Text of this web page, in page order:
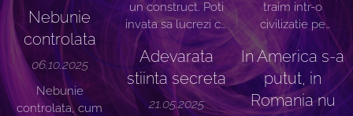
DISCERNAMANT.
rasista a national-
socialistilor despre
rasa superioara
ariana fara a se a
analiza
fundamentele
un construct. Poti
invata sa lucrezi cu
timpul in acelasi
mod in care lucrezi
cu orice idee.
Timpul serveste
doar ca un aspect
traim intr-o
civilizatie pe
moarte? Putini.
Preferam sa ne
mintim, sa negam
evidenta, sa
intoarcem capul si
Nebunie
controlata
06.10.2025
Nebunie
controlata, cum
Adevarata
stiinta secreta
21.05.2025
In America s-a
putut, in
Romania nu